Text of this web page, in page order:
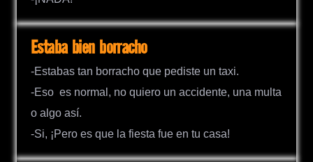
Estaba bien borracho
-Estabas tan borracho que pediste un taxi.
-Eso es normal, no quiero un accidente, una multa
o algo así.
-Si, ¡Pero es que la fiesta fue en tu casa!